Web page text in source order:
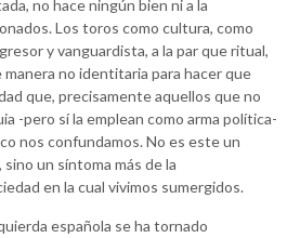
no hace ningún bien ni a la
Los toros como cultura, como
y vanguardista, a la par que ritual,
no identitaria para hacer que
que, precisamente aquellos que no
-pero sí la emplean como arma política-
nos confundamos. No es este un
un síntoma más de la
en la cual vivimos sumergidos.
española se ha tornado